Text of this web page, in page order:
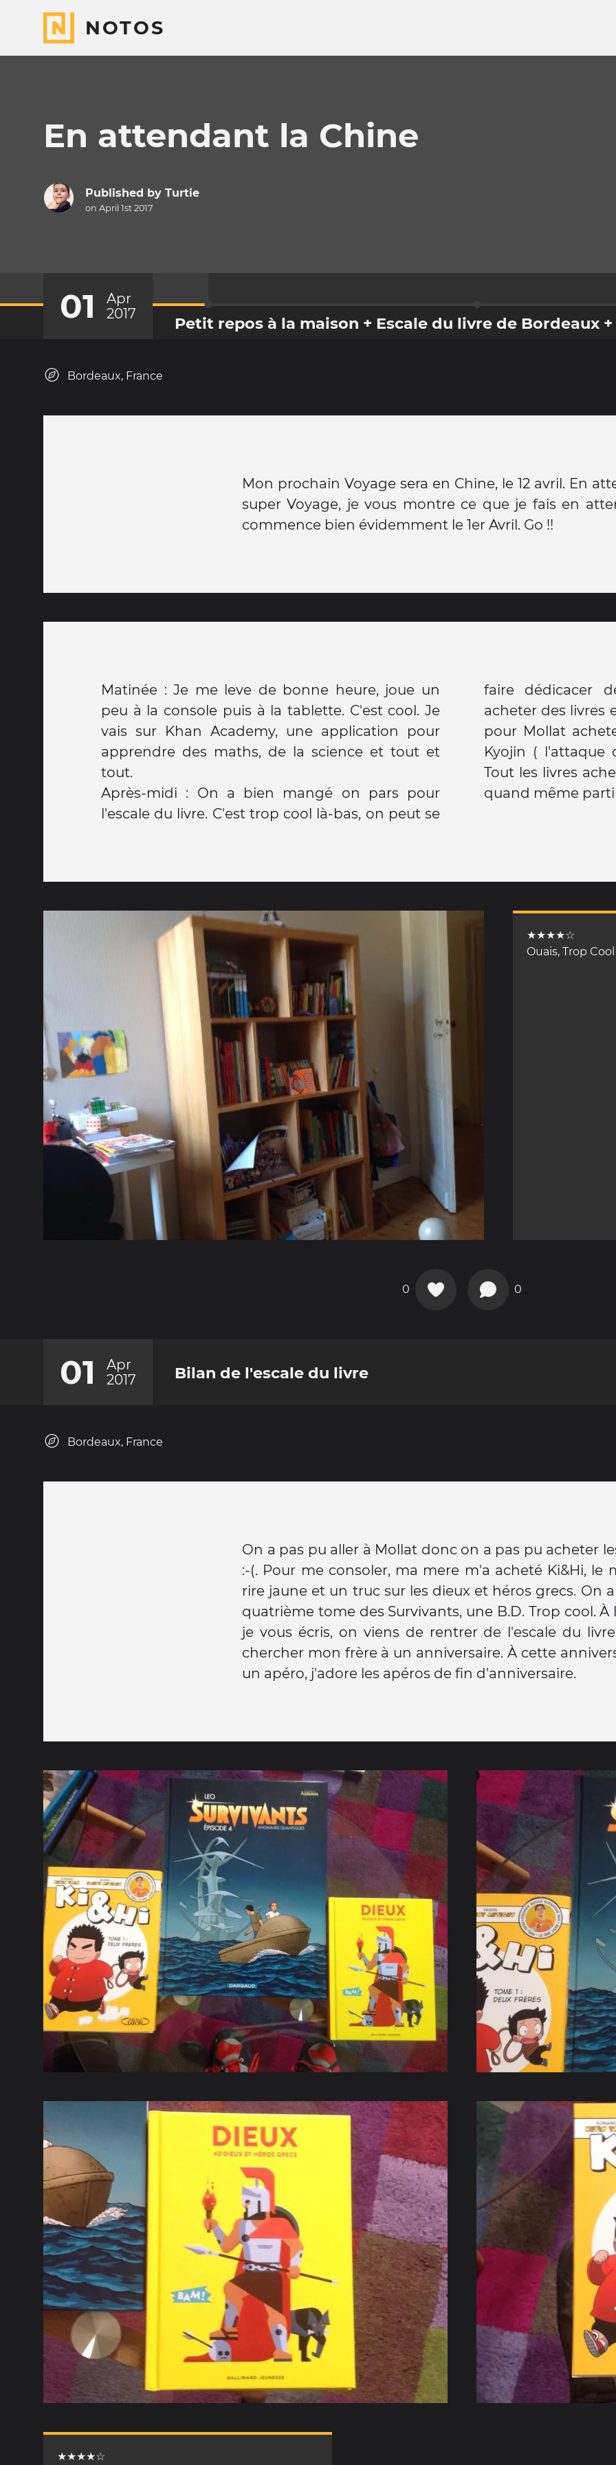
NOTOS
En attendant la Chine
Published by Turtie
on April 1st 2017
01
Apr
2017
Petit repos à la maison + Escale du livre de Bordeaux
Bordeaux, France
Mon prochain Voyage sera en Chine, le 12 avril. En
super Voyage, je vous montre ce que je fais en
commence bien évidemment le 1er Avril. Go !!
Matinée : Je me leve de bonne heure, joue un
peu à la console puis à la tablette. C'est cool. Je
vais sur Khan Academy, une application pour
apprendre des maths, de la science et tout et
tout.
Après-midi : On a bien mangé on pars pour
l'escale du livre. C'est trop cool là-bas, on peut se
faire dédicacer
acheter des livres
pour Mollat
Kyojin ( l'attaque
Tout les livres
quand même
★★★★☆
Ouais, Trop
0 0
01
Apr
2017
Bilan de l'escale du livre
Bordeaux, France
On a pas pu aller à Mollat donc on a pas pu acheter
:-(. Pour me consoler, ma mere m'a acheté Ki&Hi, le
rire jaune et un truc sur les dieux et héros grecs. On
quatrième tome des Survivants, une B.D. Trop cool. À
je vous écris, on viens de rentrer de l'escale du
chercher mon frère à un anniversaire. À cette
un apéro, j'adore les apéros de fin d'anniversaire.
★★★★☆